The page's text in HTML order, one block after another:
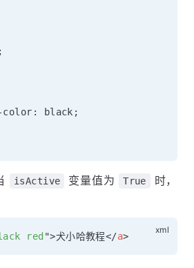
black;
isActive 变量值为 True
时，
red ">犬小哈教程</a>